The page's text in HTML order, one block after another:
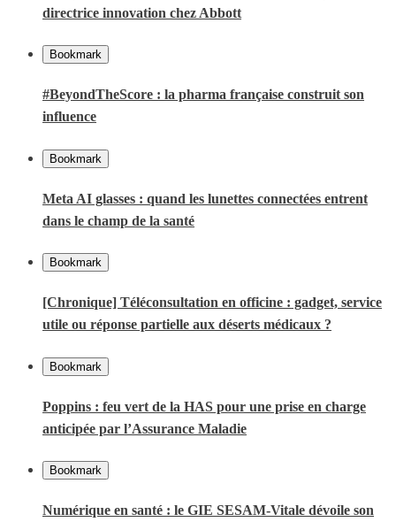
directrice innovation chez Abbott
Bookmark
#BeyondTheScore : la pharma française construit son
influence
Bookmark
Meta AI glasses : quand les lunettes connectées entrent
dans le champ de la santé
Bookmark
[Chronique] Téléconsultation en officine : gadget, service
utile ou réponse partielle aux déserts médicaux ?
Bookmark
Poppins : feu vert de la HAS pour une prise en charge
anticipée par l’Assurance Maladie
Bookmark
Numérique en santé : le GIE SESAM-Vitale dévoile son